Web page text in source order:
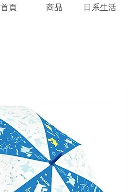
首頁 商品 日系生活